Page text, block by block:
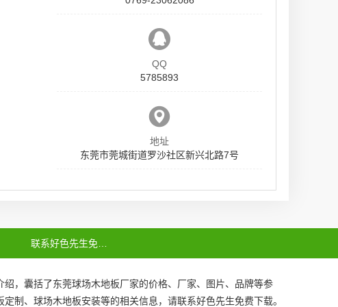
QQ
5785893
地址
东莞市莞城街道罗沙社区新兴北路7号
绍，囊括了东莞球场木地板厂家的价格、厂家、图片、品牌等参
定制 、 球场木地板安装等的相关信息，请联系好色先生免费下载。